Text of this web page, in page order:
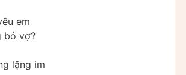
em
bỏ vợ?
lặng im